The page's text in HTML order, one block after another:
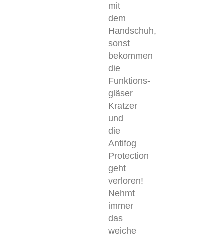
mit
dem
Handschuh,
sonst
bekommen
die
Funktions-
gläser
Kratzer
und
die
Antifog
Protection
geht
verloren!
Nehmt
immer
das
weiche